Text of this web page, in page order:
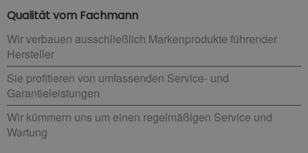
Qualität vom Fachmann
Wir verbauen ausschließlich Markenprodukte führender
Hersteller
Sie profitieren von umfassenden Service- und
Garantieleistungen
Wir kümmern uns um einen regelmäßigen Service und
Wartung